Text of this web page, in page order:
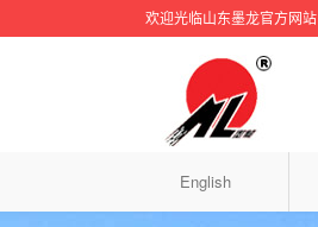
欢迎光临山东墨龙官方网站
English